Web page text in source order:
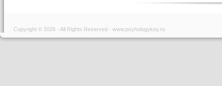
Copyright © 2026 - All Rights Reserved - www.psyhologykey.ru